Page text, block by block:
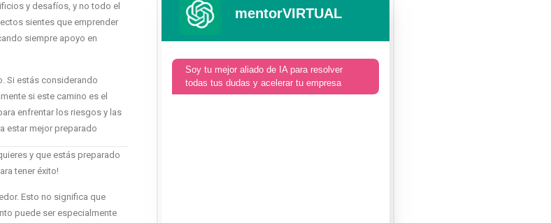
y desafíos, y no todo el
sientes que emprender
siempre apoyo en
Si estás considerando
si este camino es el
enfrentar los riesgos y las
estar mejor preparado
y que estás preparado
tener éxito!
Esto no significa que
puede ser especialmente
mentorVIRTUAL
Soy tu mejor aliado de IA para resolver
todas tus dudas y acelerar tu empresa